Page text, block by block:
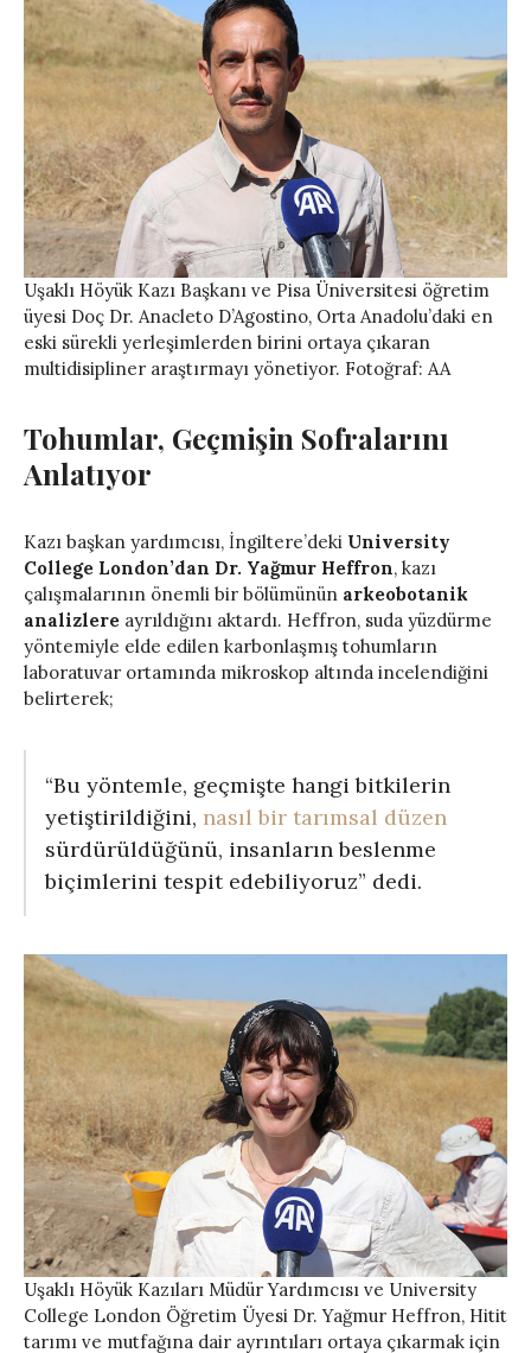
Uşaklı Höyük Kazı Başkanı ve Pisa Üniversitesi öğretim
üyesi Doç Dr. Anacleto D’Agostino, Orta Anadolu’daki en
eski sürekli yerleşimlerden birini ortaya çıkaran
multidisipliner araştırmayı yönetiyor. Fotoğraf: AA
Tohumlar, Geçmişin Sofralarını
Anlatıyor
Kazı başkan yardımcısı, İngiltere’deki University
College London’dan Dr. Yağmur Heffron, kazı
çalışmalarının önemli bir bölümünün arkeobotanik
analizlere ayrıldığını aktardı. Heffron, suda yüzdürme
yöntemiyle elde edilen karbonlaşmış tohumların
laboratuvar ortamında mikroskop altında incelendiğini
belirterek;
“Bu yöntemle, geçmişte hangi bitkilerin
yetiştirildiğini, nasıl bir tarımsal düzen
sürdürüldüğünü, insanların beslenme
biçimlerini tespit edebiliyoruz” dedi.
Uşaklı Höyük Kazıları Müdür Yardımcısı ve University
College London Öğretim Üyesi Dr. Yağmur Heffron, Hitit
tarımı ve mutfağına dair ayrıntıları ortaya çıkarmak için